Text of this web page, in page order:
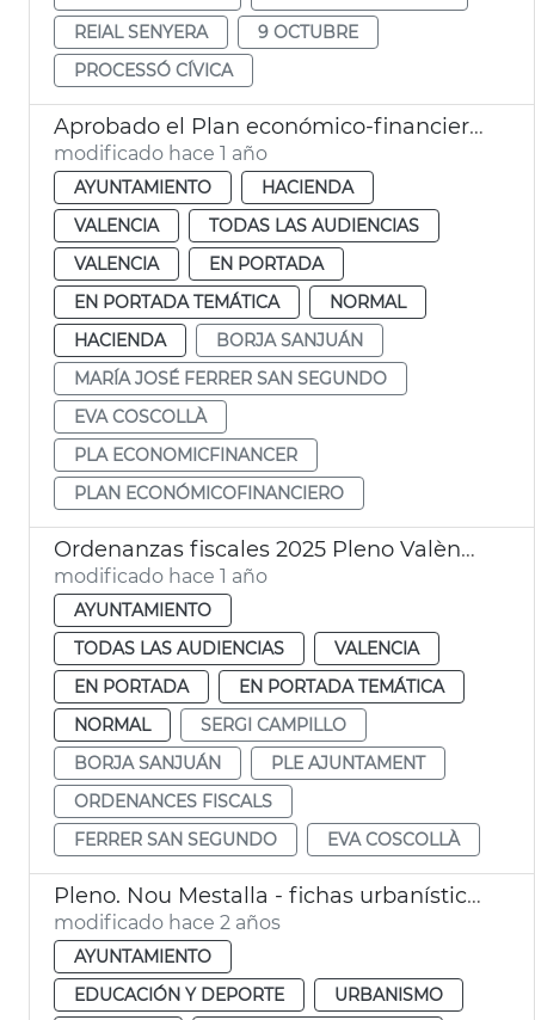
REIAL SENYERA
9 OCTUBRE
PROCESSÓ CÍVICA
Aprobado el Plan económico-financiero 2025-2026 de València
modificado hace 1 año
AYUNTAMIENTO
HACIENDA
VALENCIA
TODAS LAS AUDIENCIAS
VALENCIA
EN PORTADA
EN PORTADA TEMÁTICA
NORMAL
HACIENDA
BORJA SANJUÁN
MARÍA JOSÉ FERRER SAN SEGUNDO
EVA COSCOLLÀ
PLA ECONOMICFINANCER
PLAN ECONÓMICOFINANCIERO
Ordenanzas fiscales 2025 Pleno València
modificado hace 1 año
AYUNTAMIENTO
TODAS LAS AUDIENCIAS
VALENCIA
EN PORTADA
EN PORTADA TEMÁTICA
NORMAL
SERGI CAMPILLO
BORJA SANJUÁN
PLE AJUNTAMENT
ORDENANCES FISCALS
FERRER SAN SEGUNDO
EVA COSCOLLÀ
Pleno. Nou Mestalla - fichas urbanísticas
modificado hace 2 años
AYUNTAMIENTO
EDUCACIÓN Y DEPORTE
URBANISMO